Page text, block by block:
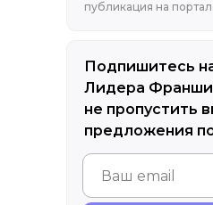
Подпишитесь
Лидера
не пропустить
предложения
публикация на